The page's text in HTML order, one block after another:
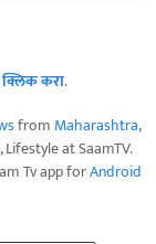
क्लिक करा.
from Maharashtra,
at SaamTV.
Tv app forAndroid